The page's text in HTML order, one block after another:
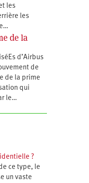
les
les
de la
d’Airbus
de
de la prime
qui
le…
?
ce type, le
un vaste